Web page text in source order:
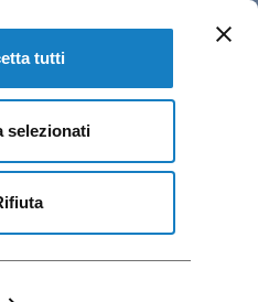
tutti
selezionati
IT